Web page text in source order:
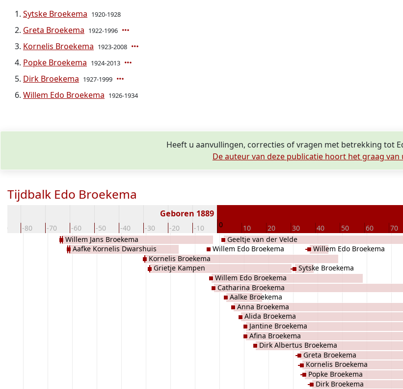
Sytske Broekema 1920-1928
Greta Broekema 1922-1996
Kornelis Broekema 1923-2008
Popke Broekema 1924-2013
Dirk Broekema 1927-1999
Willem Edo Broekema 1926-1934
Heeft u aanvullingen, correcties of vragen met betrekking tot
De auteur van deze publicatie hoort het graag van
Tijdbalk Edo Broekema
-80 -70 -60 -50 -40 -30 -20 -10 0 10 20 30 40 50 60 70
Geboren 1889
Willem Jans Broekema
Aafke Kornelis Dwarshuis
Kornelis Broekema
Grietje Kampen
Willem Edo Broekema
Willem Edo Broekema
Catharina Broekema
Geeltje van der Velde
Aalke Broekema
Anna Broekema
Alida Broekema
Jantine Broekema
Afina Broekema
Dirk Albertus Broekema
Sytske Broekema
Greta Broekema
Kornelis Broekema
Popke Broekema
Willem Edo Broekema
Dirk Broekema